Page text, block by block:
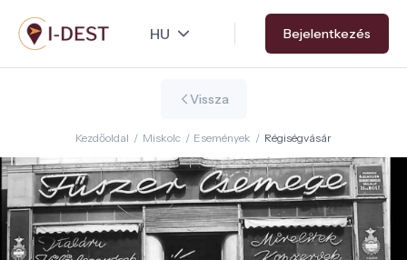
Ugrás
a
tartalomra
Bejelentkezés
Vissza
Kezdőoldal / Miskolc / Események / Régiségvásár